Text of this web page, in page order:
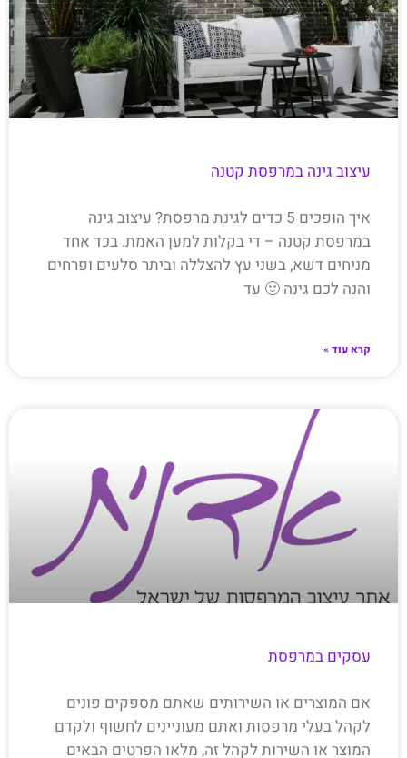
עיצוב גינה במרפסת קטנה
איך הופכים 5 כדים לגינת מרפסת? עיצוב גינה
במרפסת קטנה – די בקלות למען האמת. בכד אחד
מניחים דשא, בשני עץ להצללה וביתר סלעים ופרחים
והנה לכם גינה 🙂 עד
קרא עוד »
עסקים במרפסת
אם המוצרים או השירותים שאתם מספקים פונים
לקהל בעלי מרפסות ואתם מעוניינים לחשוף ולקדם
המוצר או השירות לקהל זה, מלאו הפרטים הבאים